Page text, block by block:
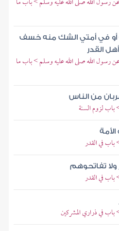
أو في أمتي الشك منه خسف
القدر
رسول الله صلى الله عليه وسلم > باب ما
من الناس
لزوم السنة
في القدر
ولا تفاتحوهم
في القدر
في ذراري المشركين